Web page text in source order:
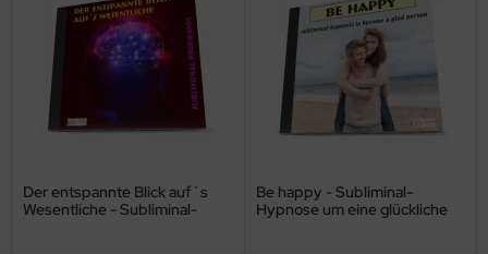
Der entspannte Blick auf`s
Wesentliche - Subliminal-
Be happy - Subliminal-
Hypnose um eine glückliche